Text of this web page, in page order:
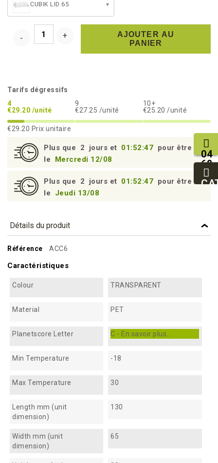
CUBIK LID 65 ▾
AJOUTER AU
PANIER
Tarifs dégressifs
4
€29.20 /unité
9
€27.25 /unité
10+
€25.20 /unité
€29.20 Prix unitaire
Plus que 2 jours et 01:52:46 pour être livré
le
Mercredi 12/08
Plus que 2 jours et 01:52:46 pour être livré
le
Jeudi 13/08
Détails du produit
Référence ACC6
Caractéristiques
Colour TRANSPARENT
Material PET
Planetscore Letter C - En savoir plus...
Min Temperature -18
Max Temperature 30
Length mm (unit
dimension)
130
Width mm (unit
dimension)
65
04
68
11
27